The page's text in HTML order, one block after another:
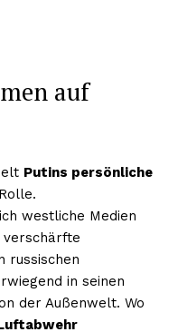
auf
Putins persönliche
westliche Medien
verschärfte
russischen
in seinen
der Außenwelt. Wo